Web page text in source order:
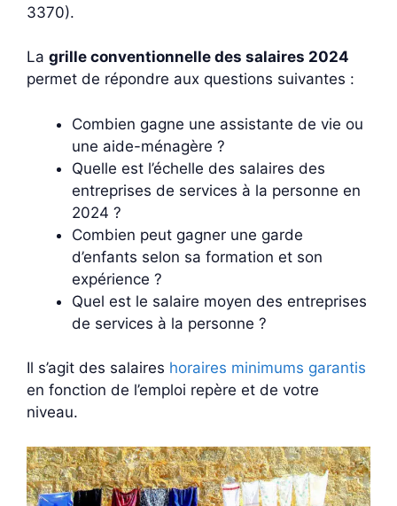
3370).
La grille conventionnelle des salaires 2024
permet de répondre aux questions suivantes :
Combien gagne une assistante de vie ou
une aide-ménagère ?
Quelle est l’échelle des salaires des
entreprises de services à la personne en
2024 ?
Combien peut gagner une garde
d’enfants selon sa formation et son
expérience ?
Quel est le salaire moyen des entreprises
de services à la personne ?
Il s’agit des salaires horaires minimums garantis
en fonction de l’emploi repère et de votre
niveau.